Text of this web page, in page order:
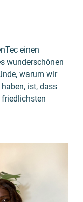
einen
wunderschönen
warum wir
ist, dass
friedlichsten